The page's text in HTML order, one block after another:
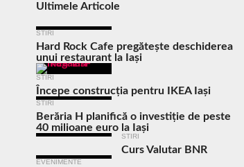
Ultimele Articole
STIRI
Hard Rock Cafe pregătește deschiderea
unui restaurant la Iași
STIRI
Începe construcția pentru IKEA Iași
STIRI
Berăria H planifică o investiție de peste
40 milioane euro la Iași
STIRI
Curs Valutar BNR
EVENIMENTE